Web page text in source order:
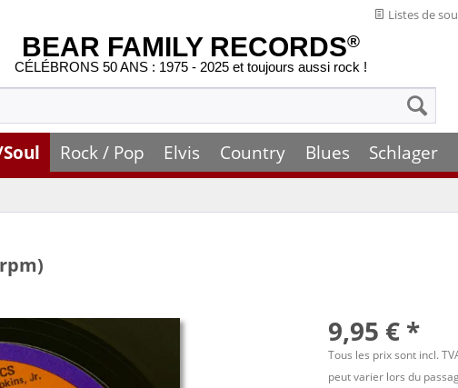
Listes de
BEAR FAMILY RECORDS®
CÉLÉBRONS 50 ANS : 1975 - 2025 et toujours aussi rock !
Rock / Pop Elvis Country Blues Schlager
9,95 € *
Tous les prix sont incl.
peut varier lors du